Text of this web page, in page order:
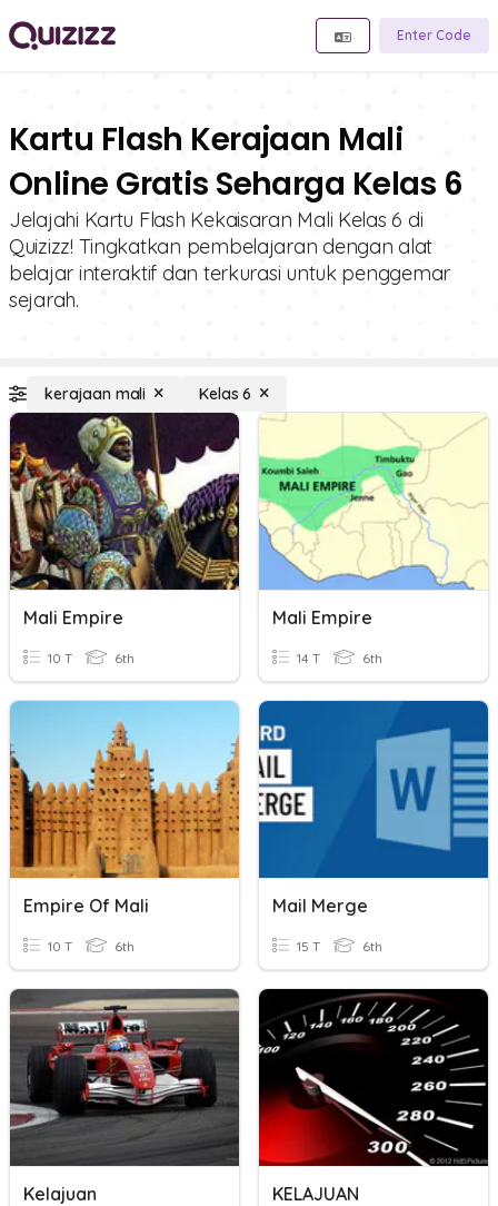
Enter Code
Kartu Flash Kerajaan Mali
Online Gratis Seharga Kelas 6
Jelajahi Kartu Flash Kekaisaran Mali Kelas 6 di
Quizizz! Tingkatkan pembelajaran dengan alat
belajar interaktif dan terkurasi untuk penggemar
sejarah.
kerajaan mali Kelas 6
Mali Empire
10 T 6th
Mali Empire
14 T 6th
Empire Of Mali
10 T 6th
Mail Merge
15 T 6th
Kelajuan KELAJUAN